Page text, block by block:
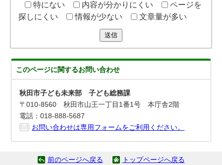
特にない
内容が分かりにくい
ページを
探しにくい
情報が少ない 文章量が多い
送信
このページに関するお問い合わせ
秋田市子ども未来部 子ども総務課
〒010-8560 秋田市山王一丁目1番1号 本庁舎2階
電話：018-888-5687
お問い合わせは専用フォームをご利用ください。
前のページへ戻る トップページへ戻る